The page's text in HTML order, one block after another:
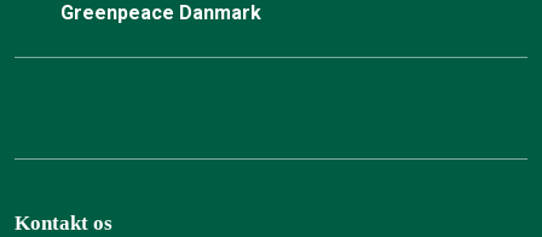
Greenpeace Danmark
Kontakt os